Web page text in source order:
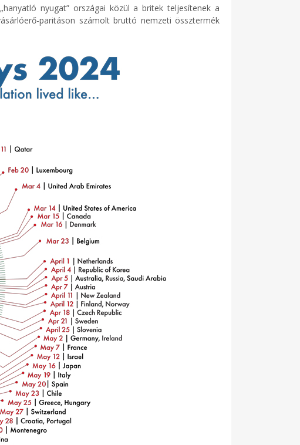
nyugat” országai közül a britek teljesítenek a
paritáson számolt bruttó nemzeti össztermék